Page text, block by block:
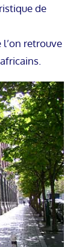
de
retrouve